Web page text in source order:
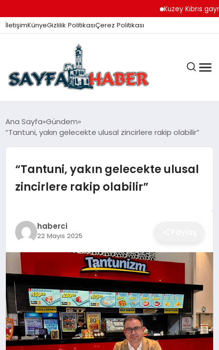
Kuzey Kıbrıs
İletişimKünyeGizlilik PolitikasıÇerez Politikası
ANA SAYFA
İZMIR HABERLERI
EĞITIM
EKONOMI
SAĞLIK
SPOR
Ana Sayfa Gündem
“Tantuni, yakın gelecekte ulusal zincirlere rakip olabilir”
“Tantuni, yakın gelecekte ulusal
zincirlere rakip olabilir”
haberci
22 Mayıs 2025